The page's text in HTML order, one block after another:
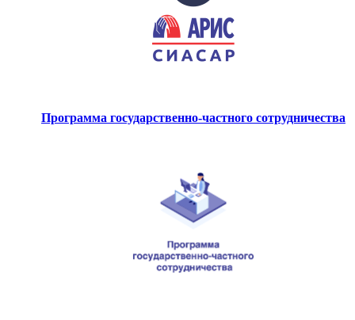
Программа государственно-частного сотрудничества